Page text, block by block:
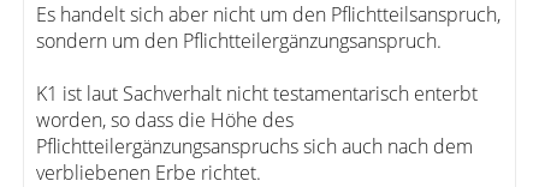
Es handelt sich aber nicht um den Pflichtteilsanspruch,
sondern um den Pflichtteilergänzungsanspruch.
K1 ist laut Sachverhalt nicht testamentarisch enterbt
worden, so dass die Höhe des
Pflichtteilergänzungsanspruchs sich auch nach dem
verbliebenen Erbe richtet.